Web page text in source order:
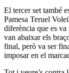
El tercer set també
Pamesa Teruel
diferència que es
van abaixar els
final, però va ser
imposar en el